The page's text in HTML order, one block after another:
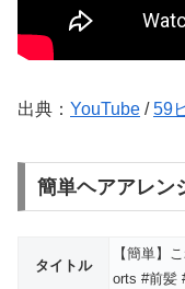
出典： YouTube /59
簡単ヘアアレン
タイトル
【簡単】
orts #前髪